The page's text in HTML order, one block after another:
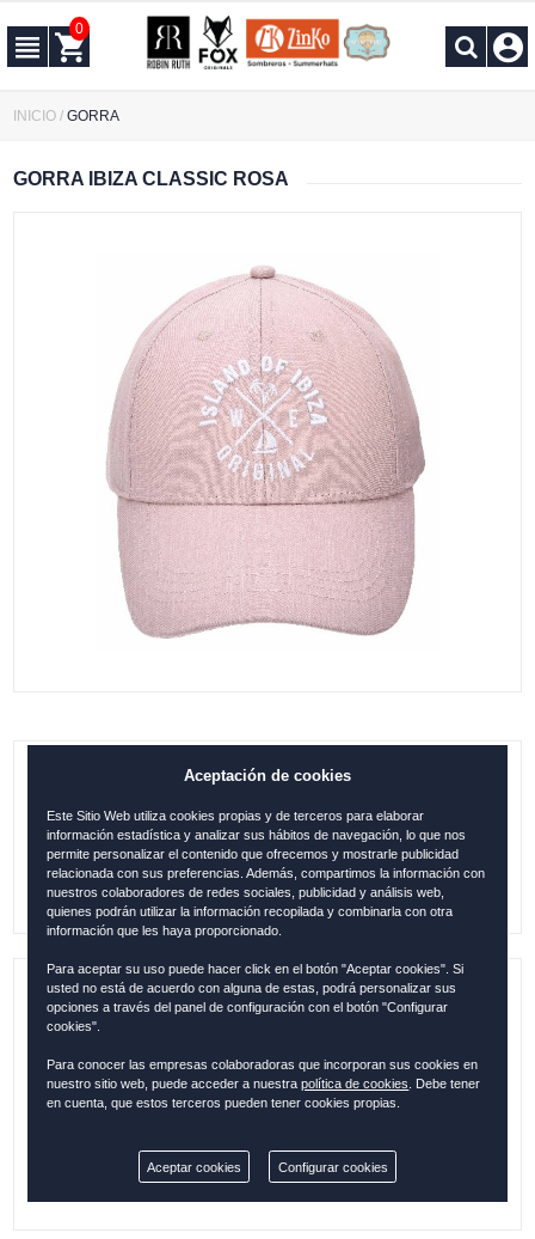
0
INICIO /GORRA
GORRA IBIZA CLASSIC ROSA
GORRA IBIZA CLASSIC ROSA
0.00€
Referencia: IBI1243
Colección: IBIZA
Aceptación de cookies
Este Sitio Web utiliza cookies propias y de terceros para elaborar
información estadística y analizar sus hábitos de navegación, lo que nos
permite personalizar el contenido que ofrecemos y mostrarle publicidad
relacionada con sus preferencias. Además, compartimos la información con
nuestros colaboradores de redes sociales, publicidad y análisis web,
quienes podrán utilizar la información recopilada y combinarla con otra
información que les haya proporcionado.
Para aceptar su uso puede hacer click en el botón "Aceptar cookies". Si
usted no está de acuerdo con alguna de estas, podrá personalizar sus
opciones a través del panel de configuración con el botón "Configurar
cookies".
Para conocer las empresas colaboradoras que incorporan sus cookies en
nuestro sitio web, puede acceder a nuestrapolítica de cookies
. Debe tener
en cuenta, que estos terceros pueden tener cookies propias.
Aceptar cookies Configurar cookies